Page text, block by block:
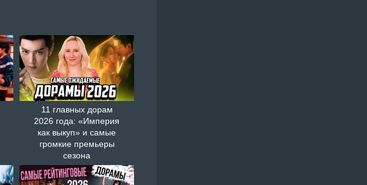
11 главных дорам
2026 года: «Империя
как выкуп» и самые
громкие премьеры
сезона